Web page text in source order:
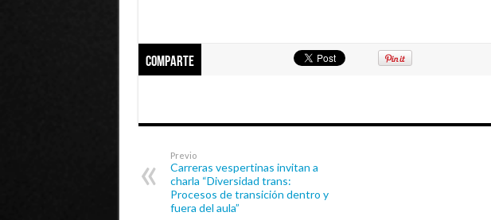
Comparte
Previo
Carreras vespertinas invitan a
charla “Diversidad trans:
Procesos de transición dentro y
fuera del aula”